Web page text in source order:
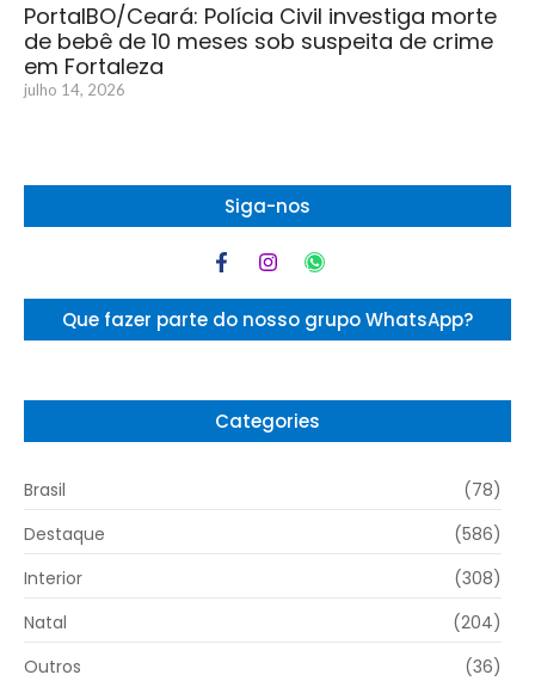
PortalBO/Ceará: Polícia Civil investiga morte
de bebê de 10 meses sob suspeita de crime
em Fortaleza
julho 14, 2026
Siga-nos
Que fazer parte do nosso grupo WhatsApp?
Categories
Brasil
(78)
Destaque
(586)
Interior
(308)
Natal
(204)
Outros
(36)